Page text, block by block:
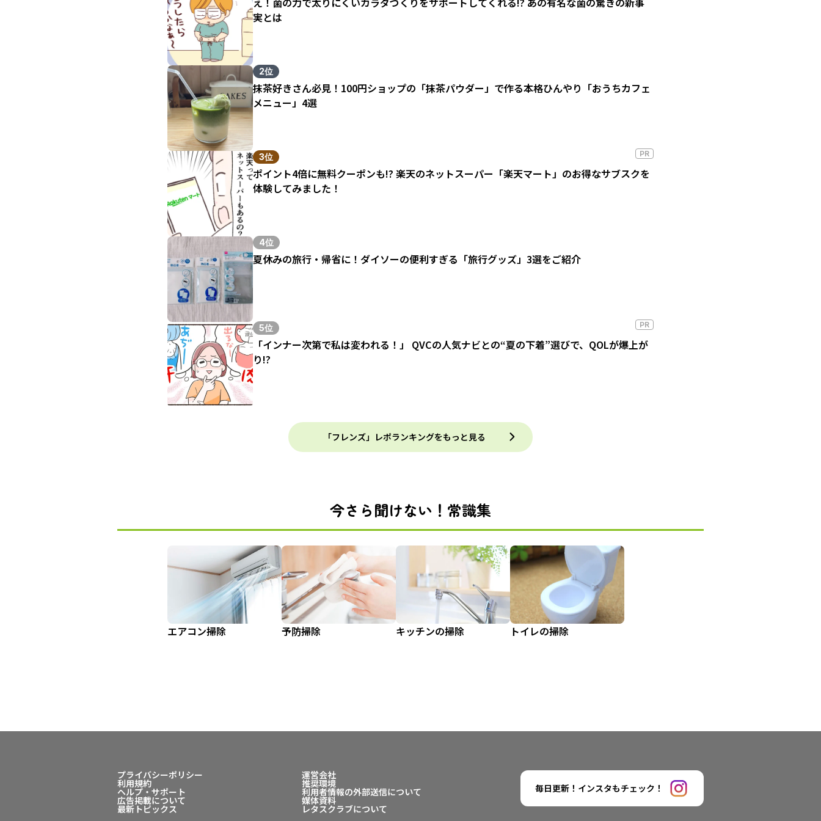
実とは
2位
抹茶好きさん必見！100円ショップの「抹茶パウダー」で作る本格ひんやり「おうちカフェ
メニュー」4選
3位 PR
ポイント4倍に無料クーポンも!? 楽天のネットスーパー「楽天マート」のお得なサブスクを
体験してみました！
4位
夏休みの旅行・帰省に！ダイソーの便利すぎる「旅行グッズ」3選をご紹介
5位 PR
「インナー次第で私は変われる！」 QVCの人気ナビとの“夏の下着”選びで、QOLが爆上が
り!?
「フレンズ」レポランキングをもっと見る
今さら聞けない！常識集
エアコン掃除 予防掃除 キッチンの掃除 トイレの掃除
プライバシーポリシー
利用規約
ヘルプ・サポート
広告掲載について
最新トピックス
運営会社
推奨環境
利用者情報の外部送信について
媒体資料
レタスクラブについて
毎日更新！インスタもチェック！